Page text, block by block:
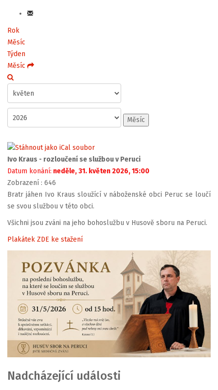
Rok
Měsíc
Týden
Měsíc
Měsíc
Ivo Kraus - rozloučení se službou v Peruci
Datum konání: neděle, 31. květen 2026, 15:00
Zobrazení : 646
Bratr jáhen Ivo Kraus sloužící v náboženské obci Peruc se loučí
se svou službou v této obci.
Všichni jsou zváni na jeho bohoslužbu v Husově sboru na Peruci.
Plakátek ZDE ke stažení
Nadcházející události